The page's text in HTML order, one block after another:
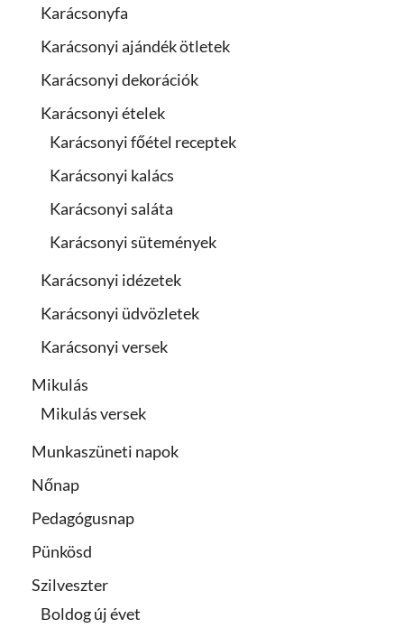
Karácsonyfa
Karácsonyi ajándék ötletek
Karácsonyi dekorációk
Karácsonyi ételek
Karácsonyi főétel receptek
Karácsonyi kalács
Karácsonyi saláta
Karácsonyi sütemények
Karácsonyi idézetek
Karácsonyi üdvözletek
Karácsonyi versek
Mikulás
Mikulás versek
Munkaszüneti napok
Nőnap
Pedagógusnap
Pünkösd
Szilveszter
Boldog új évet